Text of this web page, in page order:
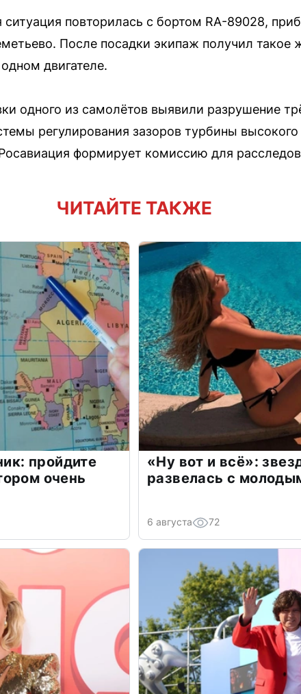
ситуация повторилась с бортом RA-89028,
После посадки экипаж получил такое
двигателе.
одного из самолётов выявили разрушение
регулирования зазоров турбины
формирует комиссию для
ЧИТАЙТЕ ТАКЖЕ
пройдите
очень
«Ну вот и всё»:
развелась с
6 августа 72